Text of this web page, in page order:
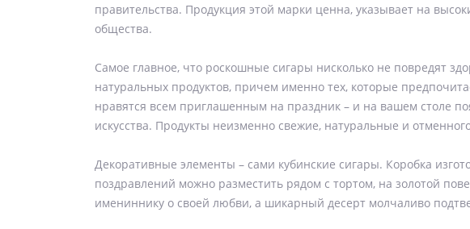
правительства. Продукция этой марки ценна, указывает на
общества.
Самое главное, что роскошные сигары нисколько не повредят
натуральных продуктов, причем именно тех, которые
нравятся всем приглашенным на праздник – и на вашем столе
искусства. Продукты неизменно свежие, натуральные и
Декоративные элементы – сами кубинские сигары. Коробка
поздравлений можно разместить рядом с тортом, на золотой
имениннику о своей любви, а шикарный десерт молчаливо